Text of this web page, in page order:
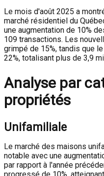
Le mois d'août 2025 a
marché résidentiel du
une augmentation de 10%
109 transactions. Les
grimpé de 15%, tandis que
22%, totalisant plus de 3,9
Analyse par
propriétés
Unifamiliale
Le marché des maisons
notable avec une
par rapport à l'année